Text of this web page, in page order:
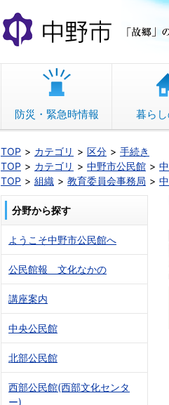
文
へ
動
防災・緊急時情報 暮ら
TOP カテゴリ 区分
手続き
TOP
カテゴリ 中野市公民館
TOP
組織 教育委員会事務局
分野から探す
ようこそ中野市公民館へ
公民館報 文化なかの
講座案内
中央公民館
北部公民館
西部公民館(西部文化センタ
ー)